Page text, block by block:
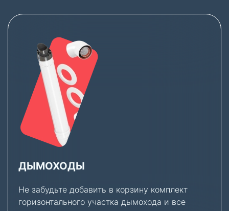
ДЫМОХОДЫ
Не забудьте добавить в корзину комплект
горизонтального участка дымохода и все